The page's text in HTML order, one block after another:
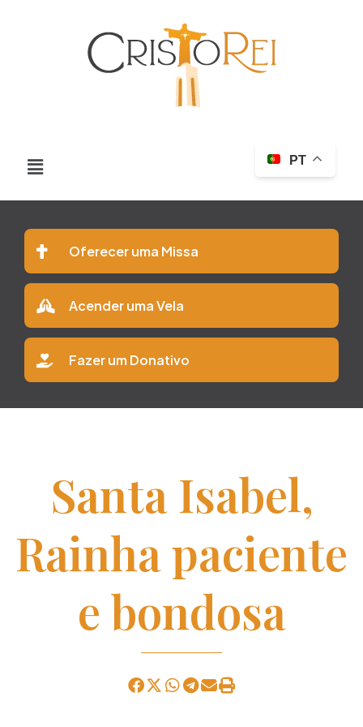
PT
Oferecer uma Missa
Acender uma Vela
Fazer um Donativo
Santa Isabel,
Rainha paciente
e bondosa